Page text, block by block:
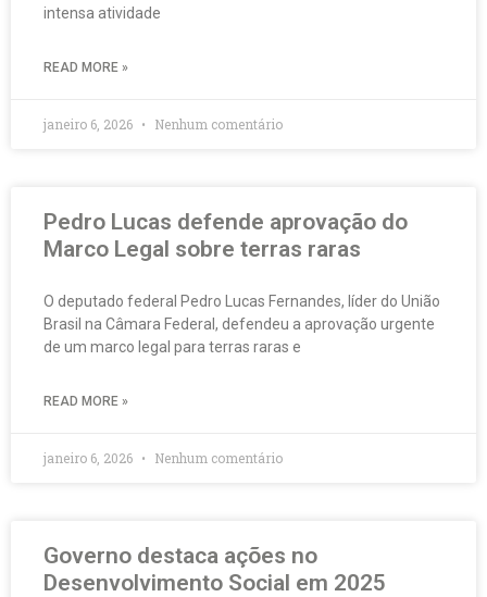
intensa atividade
READ MORE »
janeiro 6, 2026 Nenhum comentário
Pedro Lucas defende aprovação do
Marco Legal sobre terras raras
O deputado federal Pedro Lucas Fernandes, líder do União
Brasil na Câmara Federal, defendeu a aprovação urgente
de um marco legal para terras raras e
READ MORE »
janeiro 6, 2026 Nenhum comentário
Governo destaca ações no
Desenvolvimento Social em 2025